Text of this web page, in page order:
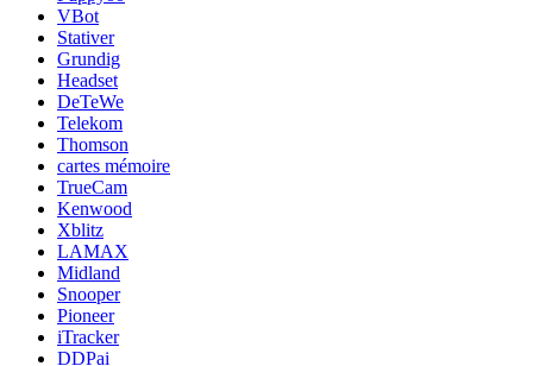
VBot
Stativer
Grundig
Headset
DeTeWe
Telekom
Thomson
cartes mémoire
TrueCam
Kenwood
Xblitz
LAMAX
Midland
Snooper
Pioneer
iTracker
DDPai